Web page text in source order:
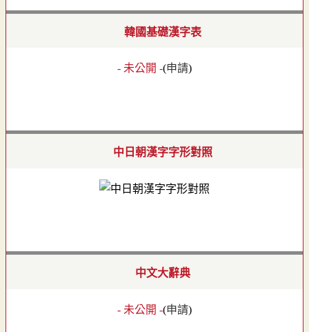
韓國基礎漢字表
- 未公開 -(申請)
中日朝漢字字形對照
中文大辭典
- 未公開 -(申請)